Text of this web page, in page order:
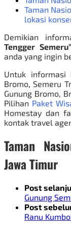
Taman
lokasi
Demikian
Tengger Semeru”
anda yang ingin
Untuk informasi
Bromo Semeru
Gunung Bromo,
Pilihan Paket
Homestay dan
kontak travel
Taman
Jawa Timur
Post
Gunung
Post
Ranu